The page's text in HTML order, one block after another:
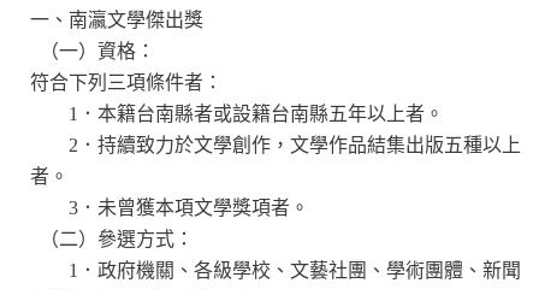
一、南瀛文學傑出獎
（一）資格：
符合下列三項條件者：
1．本籍台南縣者或設籍台南縣五年以上者。
2．持續致力於文學創作，文學作品結集出版五種以上
者。
3．未曾獲本項文學獎項者。
（二）參選方式：
1．政府機關、各級學校、文藝社團、學術團體、新聞